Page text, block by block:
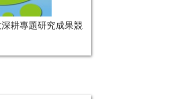
耕專題研究成果競